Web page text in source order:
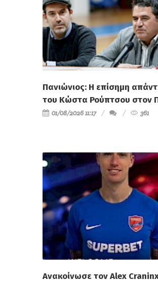
Πανιώνιος: Η επίσημη
του Κώστα Ρούπτσου στον
01/08/2026 11:17 361
Ανακοίνωσε τον Alex